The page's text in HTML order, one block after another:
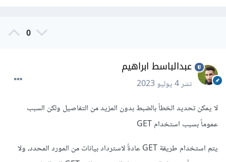
0
عبدالباسط ابراهيم
نشر4 يوليو 2023
لا يمكن تحديد الخطأ بالضبط بدون المزيد من التفاصيل ولكن السبب
عموماً بسبب استخدام GET
يتم استخدام طريقة GET عادةً لاسترداد بيانات من المورد المحدد، ولا